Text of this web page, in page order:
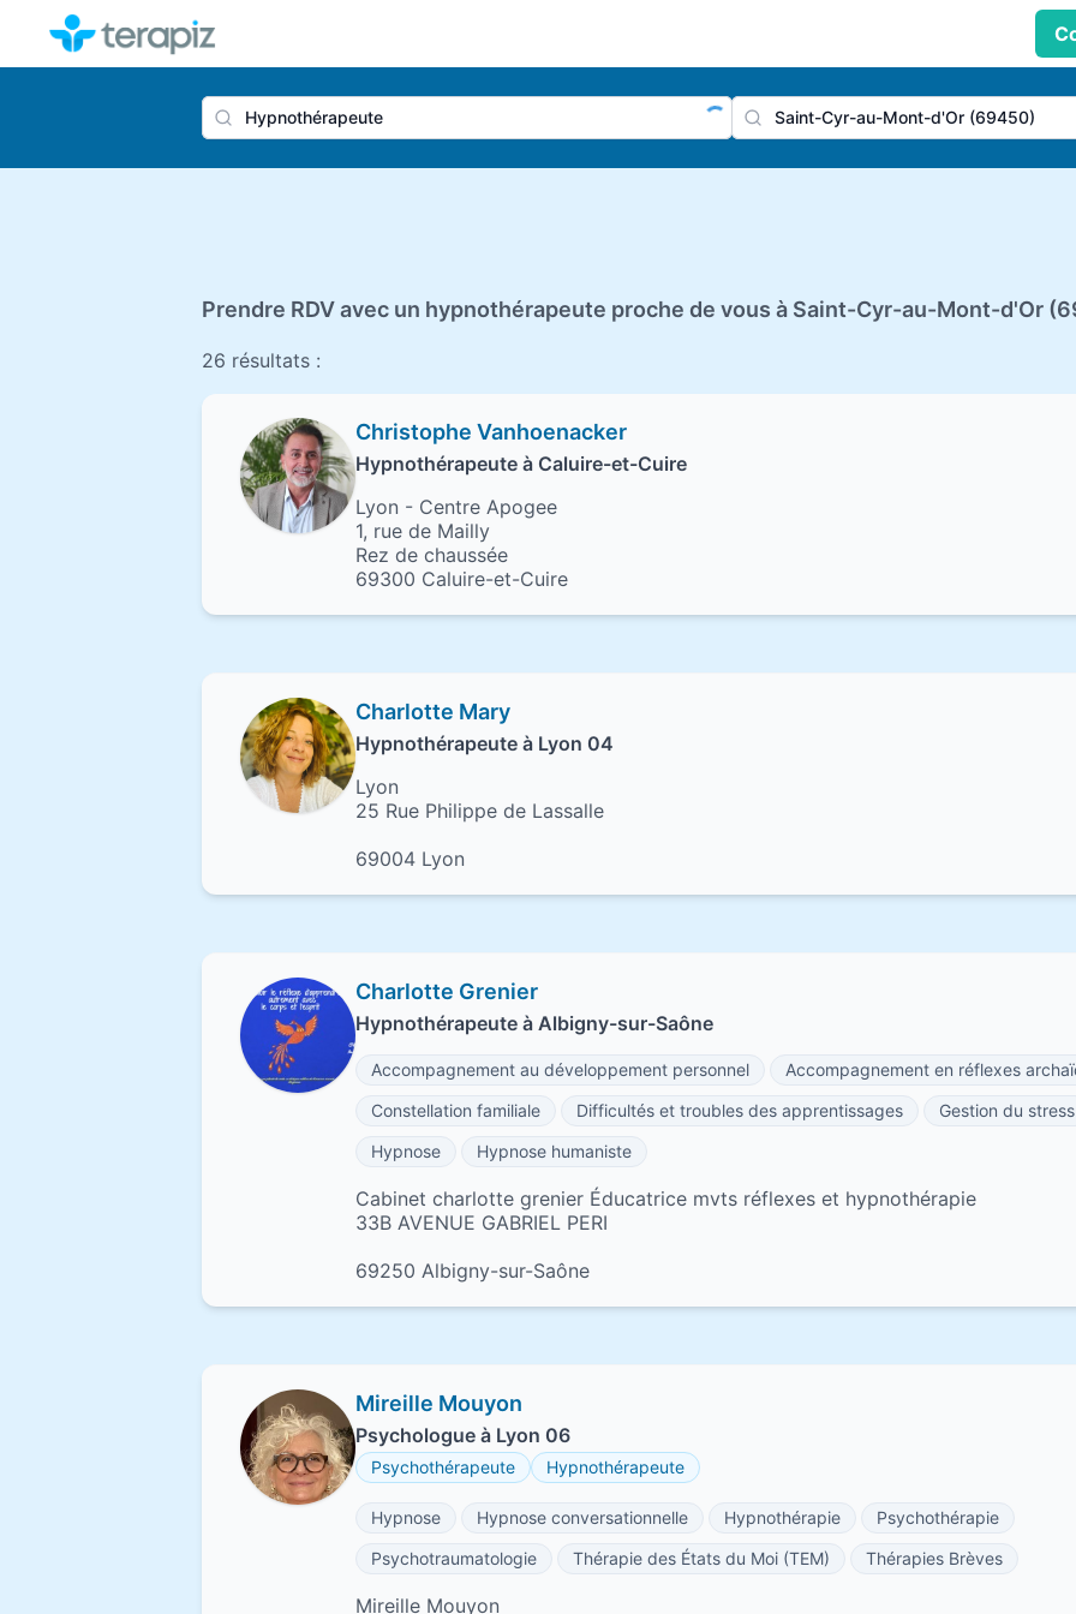
Nom du praticien, profession Ville
Prendre RDV avec un hypnothérapeute proche de vous à Saint-Cyr-au-Mont-d'Or
26 résultats :
Christophe Vanhoenacker
Hypnothérapeute à Caluire-et-Cuire
Lyon - Centre Apogee
1, rue de Mailly
Rez de chaussée
69300 Caluire-et-Cuire
Charlotte Mary
Hypnothérapeute à Lyon 04
Lyon
25 Rue Philippe de Lassalle
69004 Lyon
Charlotte Grenier
Hypnothérapeute à Albigny-sur-Saône
Accompagnement au développement personnel
Accompagnement en réflexes
Constellation familiale
Difficultés et troubles des apprentissages
Gestion du stress
Hypnose
Hypnose humaniste
Cabinet charlotte grenier Éducatrice mvts réflexes et hypnothérapie
33B AVENUE GABRIEL PERI
69250 Albigny-sur-Saône
Mireille Mouyon
Psychologue à Lyon 06
Psychothérapeute Hypnothérapeute
Hypnose Hypnose conversationnelle Hypnothérapie
Psychothérapie
Psychotraumatologie
Thérapie des États du Moi (TEM) Thérapies Brèves
Mireille Mouyon